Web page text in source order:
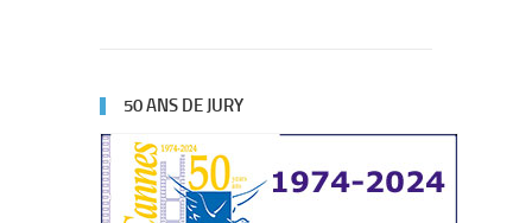
50 ANS DE JURY